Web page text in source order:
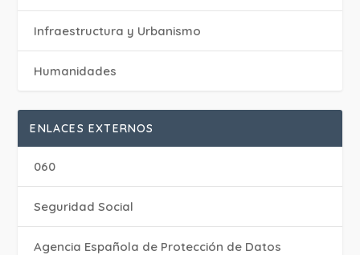
Infraestructura y Urbanismo
Humanidades
ENLACES EXTERNOS
060
Seguridad Social
Agencia Española de Protección de Datos